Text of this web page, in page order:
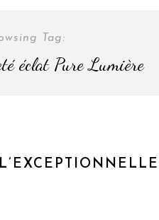
Tag:
éclat Pure Lumière